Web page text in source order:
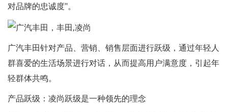
对品牌的忠诚度"。
广汽丰田针对产品、营销、销售层面进行跃级，通过年轻人
群喜爱的生活场景进行对话，从而提高用户满意度，引起年
轻群体共鸣。
产品跃级：凌尚跃级是一种领先的理念